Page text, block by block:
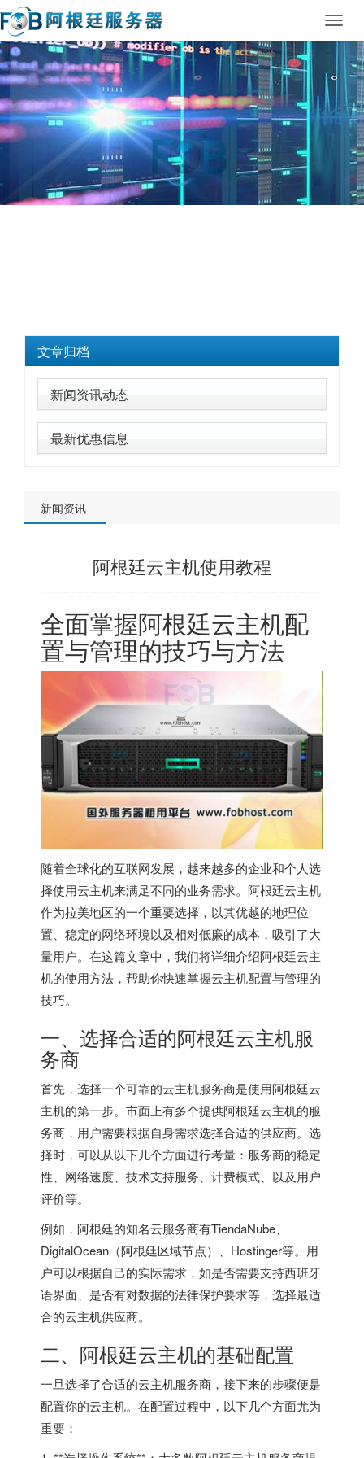
文章归档
新闻资讯动态
最新优惠信息
新闻资讯
阿根廷云主机使用教程
全面掌握阿根廷云主机配
置与管理的技巧与方法
随着全球化的互联网发展，越来越多的企业和个人选
择使用云主机来满足不同的业务需求。 阿根廷云主机
作为拉美地区的一个重要选择，以其优越的地理位
置、稳定的网络环境以及相对低廉的成本，吸引了大
量用户。在这篇文章中，我们将详细介绍阿根廷云主
机的使用方法，帮助你快速掌握云主机配置与管理的
技巧。
一、选择合适的阿根廷云主机服
务商
首先，选择一个可靠的云主机服务商是使用阿根廷云
主机的第一步。市面上有多个提供阿根廷云主机的服
务商，用户需要根据自身需求选择合适的供应商。选
择时，可以从以下几个方面进行考量：服务商的稳定
性、网络速度、技术支持服务、计费模式、以及用户
评价等。
例如，阿根廷的知名云服务商有TiendaNube、
DigitalOcean（阿根廷区域节点）、Hostinger等。用
户可以根据自己的实际需求，如是否需要支持西班牙
语界面、是否有对数据的法律保护要求等，选择最适
合的云主机供应商。
二、阿根廷云主机的基础配置
一旦选择了合适的云主机服务商，接下来的步骤便是
配置你的云主机。在配置过程中，以下几个方面尤为
重要：